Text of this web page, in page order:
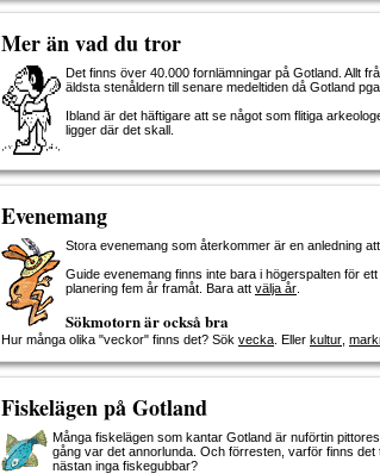
Mer än vad du tror
Det finns över 40.000 fornlämningar på Gotland. Allt
äldsta stenåldern till senare medeltiden då Gotland
Ibland är det häftigare att se något som flitiga
ligger där det skall.
Evenemang
Stora evenemang som återkommer är en anledning
Guide evenemang finns inte bara i högerspalten för
planering fem år framåt. Bara att välja år
Sökmotorn är också bra
Hur många olika "veckor" finns det? Sök vecka . Eller kultur
Fiskelägen på Gotland
Många fiskelägen som kantar Gotland är nuförtin
gång var det annorlunda. Och förresten, varför finns
nästan inga fiskegubbar?